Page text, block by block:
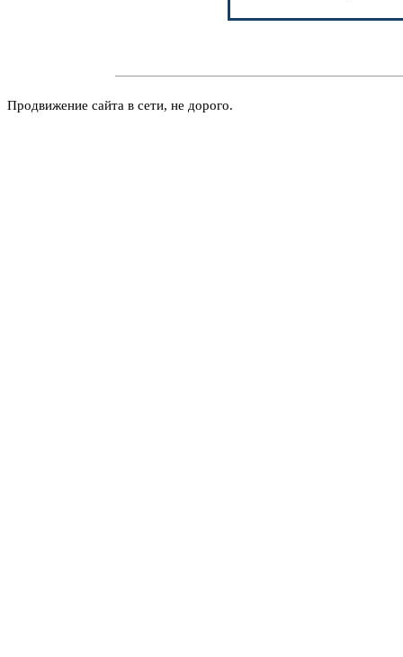
Продвижение сайта в сети, не дорого.